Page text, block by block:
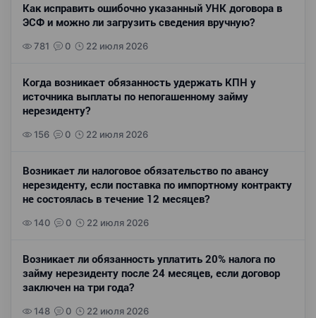
Как исправить ошибочно указанный УНК договора в
ЭСФ и можно ли загрузить сведения вручную?
781 0 22 июля 2026
Когда возникает обязанность удержать КПН у
источника выплаты по непогашенному займу
нерезиденту?
156 0 22 июля 2026
Возникает ли налоговое обязательство по авансу
нерезиденту, если поставка по импортному контракту
не состоялась в течение 12 месяцев?
140 0 22 июля 2026
Возникает ли обязанность уплатить 20% налога по
займу нерезиденту после 24 месяцев, если договор
заключен на три года?
148 0 22 июля 2026